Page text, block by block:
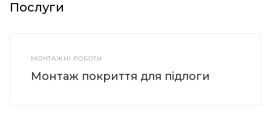
Послуги
МОНТАЖНІ РОБОТИ
Монтаж покриття для підлоги